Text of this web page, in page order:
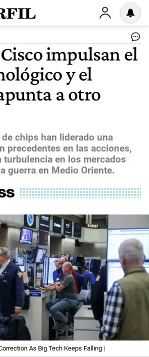
impulsan el
y el
a otro
chips han liderado una
precedentes en las acciones,
turbulencia en los mercados
guerra en Medio Oriente.
As Big Tech Keeps Falling |